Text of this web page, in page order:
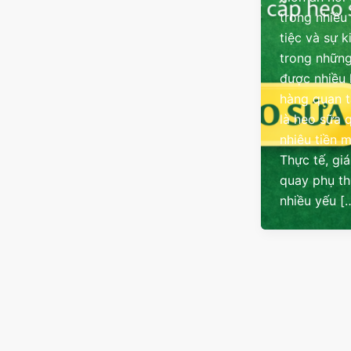
trong nhiều
tiệc và sự
trong
được nhiều
hàng quan
là heo sữa
nhiêu tiền
Thực tế,
quay phụ
nhiều yếu